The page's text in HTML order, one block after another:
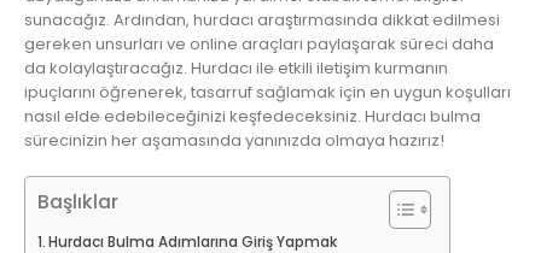
sunacağız. Ardından, hurdacı araştırmasında dikkat edilmesi
gereken unsurları ve online araçları paylaşarak süreci daha
da kolaylaştıracağız. Hurdacı ile etkili iletişim kurmanın
ipuçlarını öğrenerek, tasarruf sağlamak için en uygun koşulları
nasıl elde edebileceğinizi keşfedeceksiniz. Hurdacı bulma
sürecinizin her aşamasında yanınızda olmaya hazırız!
Başlıklar
Hurdacı Bulma Adımlarına Giriş Yapmak